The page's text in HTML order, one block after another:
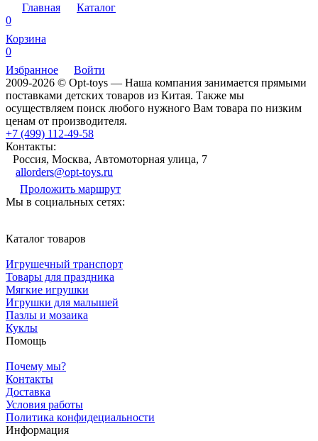
Главная
Каталог
0
Корзина
0
Избранное
Войти
2009-2026 © Opt-toys — Наша компания занимается прямыми
поставками детских товаров из Китая. Также мы
осуществляем поиск любого нужного Вам товара по низким
ценам от производителя.
+7 (499) 112-49-58
Контакты:
Россия, Москва, Автомоторная улица, 7
allorders@opt-toys.ru
Проложить маршрут
Мы в социальных сетях:
Каталог товаров
Игрушечный транспорт
Товары для праздника
Мягкие игрушки
Игрушки для малышей
Пазлы и мозаика
Куклы
Помощь
Почему мы?
Контакты
Доставка
Условия работы
Политика конфидециальности
Информация